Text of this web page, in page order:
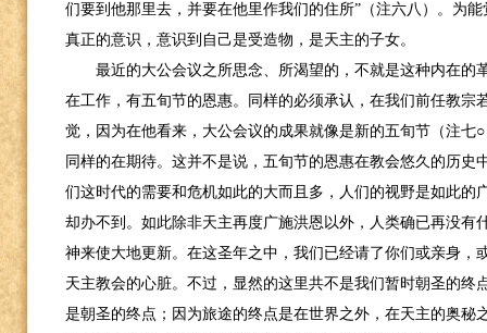
们要到他那里去，并要在他里作我们的住所”（注六八）。为
真正的意识，意识到自己是受造物，是天主的子女。
最近的大公会议之所思念、所渴望的，不就是这种内在的
在工作，有五旬节的恩惠。同样的必须承认，在我们前任教宗
觉，因为在他看来，大公会议的成果就像是新的五旬节（注七
同样的在期待。这并不是说，五旬节的恩惠在教会悠久的历
们这时代的需要和危机如此的大而且多，人们的视野是如此的
却办不到。如此除非天主再度广施洪恩以外，人类确已再没有
神来使大地更新。在这圣年之中，我们已经请了你们或亲身，
天主教会的心脏。不过，显然的这里共不是我们暂时朝圣的终
是朝圣的终点；因为旅途的终点是在世界之外，在天主的奥秘